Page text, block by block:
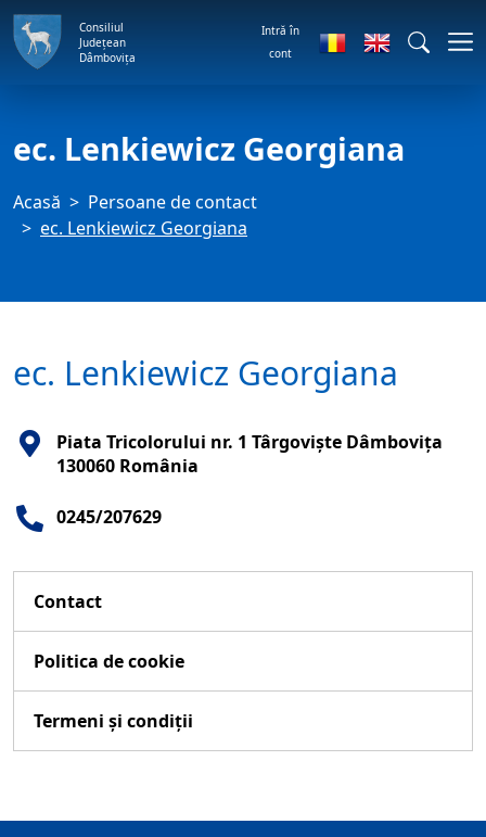
Consiliul
Județean
Dâmbovița
Intră în
cont
ec. Lenkiewicz Georgiana
Acasă
Persoane de contact
ec. Lenkiewicz Georgiana
ec. Lenkiewicz Georgiana
Piata Tricolorului nr. 1 Târgovişte Dâmboviţa
130060 România
0245/207629
Contact
Politica de cookie
Termeni și condiții